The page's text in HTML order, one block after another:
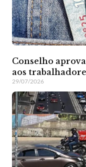
Conselho
aos
29/07/2026